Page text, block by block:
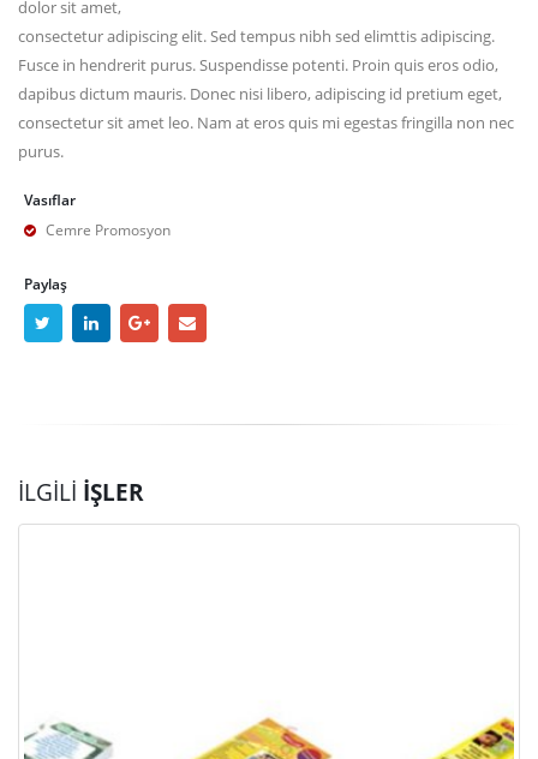
dolor sit amet,
consectetur adipiscing elit. Sed tempus nibh sed elimttis adipiscing.
Fusce in hendrerit purus. Suspendisse potenti. Proin quis eros odio,
dapibus dictum mauris. Donec nisi libero, adipiscing id pretium eget,
consectetur sit amet leo. Nam at eros quis mi egestas fringilla non nec
purus.
Vasıflar
Cemre Promosyon
Paylaş
İLGILI İŞLER